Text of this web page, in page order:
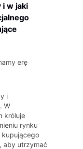
i w jaki
erę
i
W
króluje
rynku
kupującego
aby utrzymać